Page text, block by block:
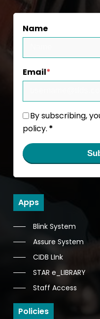
Name
Email*
By subscribing,
policy. *
Apps
Blink System
Assure System
CIDB LInk
STAR e_LIBRARY
Staff Access
Policies